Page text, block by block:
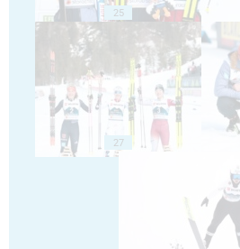
25
27